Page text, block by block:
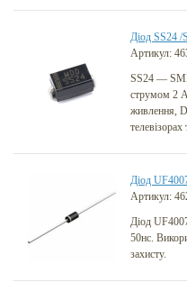
Діод SS24
Артикул:
SS24 —
струмом 2 А
живлення,
телевізорах
Діод
Артикул:
Діод
50нс.
захисту.